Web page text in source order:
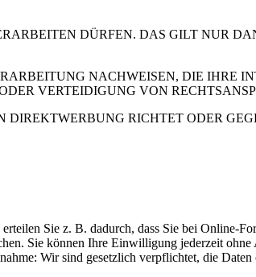
DÜRFEN. DAS GILT NUR
NACHWEISEN, DIE IHRE
VERTEIDIGUNG VON
RICHTET ODER
Sie z. B. dadurch, dass Sie bei Online-
Sie können Ihre Einwilligung jederzeit
Wir sind gesetzlich verpflichtet, die